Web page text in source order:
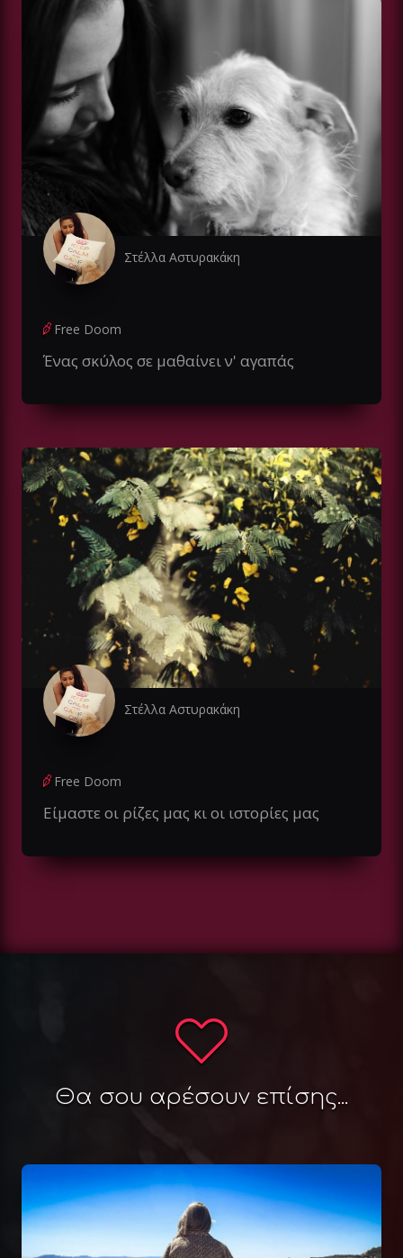
Στέλλα Αστυρακάκη
Free Doom
Ένας σκύλος σε μαθαίνει ν' αγαπάς
Στέλλα Αστυρακάκη
Free Doom
Είμαστε οι ρίζες μας κι οι ιστορίες μας
Θα σου αρέσουν επίσης...